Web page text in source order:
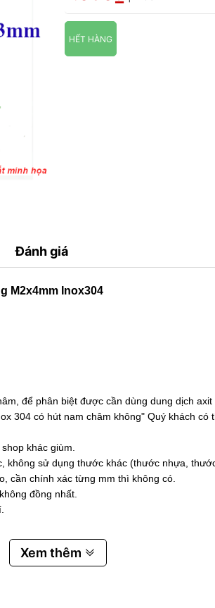
HẾT HÀNG
Đánh giá
M2x4mm Inox304
để phân biệt được cần dùng dung dịch
304 có hút nam châm không" Quý khách có
khác giùm.
không sử dụng thước khác (thước nhựa,
cần chính xác từng mm thì không có.
đồng nhất.
Xem thêm